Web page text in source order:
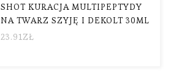
SHOT KURACJA MULTIPEPTYDY
NA TWARZ SZYJĘ I DEKOLT 30ML
23.91 ZŁ